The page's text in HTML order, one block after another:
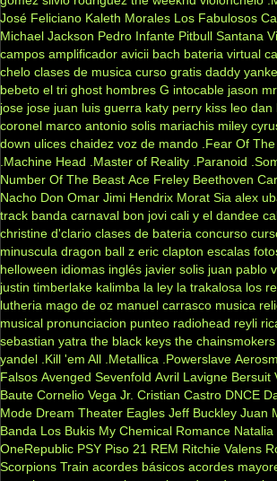
José Feliciano Kaleth Morales Los Fabulosos
Michael Jackson Pedro Infante Pitbull Santana
campos amplificador avicii bach bateria virtual
chelo clases de musica curso gratis daddy
bebeto el tri ghost hombres G intocable jason
jose jose juan luis guerra katy perry kiss leo dan
coronel marco antonio solis mariachis miley
down ulices chaidez voz de mando .Fear Of
.Machine Head
.Master of Reality .Paranoid
Number Of The Beast Ace Freley Beethoven
Nacho Don Omar Jimi Hendrix Morat Sia alex
track banda carnaval bon jovi cali y el dandee
christine d'clario clases de bateria concurso
minuscula dragon ball z eric clapton escalas
helloween idiomas inglés javier solis juan pablo
justin timberlake kalimba la ley la trakalosa los
lutheria mago de oz manuel carrasco musica
musical pronunciacion punteo radiohead reyli
sebastian yatra the black keys the chainsmokers
yandel .Kill 'em All .Metallica .Powerslave
Falsos Avenged Sevenfold Avril Lavigne Bersuit
Baute Cornelio Vega Jr. Cristian Castro DNCE
Mode Dream Theater Eagles Jeff Buckley Juan
Banda Los Bukis My Chemical Romance
OneRepublic PSY Piso 21 REM Ritchie Valens
Scorpions Train acordes básicos acordes